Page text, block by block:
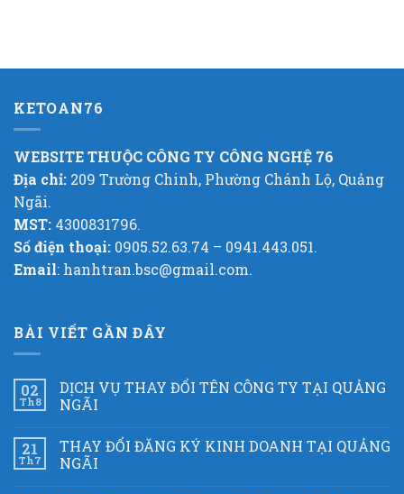
KETOAN76
WEBSITE THUỘC CÔNG TY CÔNG NGHỆ 76
Địa chỉ: 209 Trường Chinh, Phường Chánh Lộ, Quảng
Ngãi.
MST: 4300831796.
Số điện thoại: 0905.52.63.74 – 0941.443.051.
Email: hanhtran.bsc@gmail.com.
BÀI VIẾT GẦN ĐÂY
02
Th8
DỊCH VỤ THAY ĐỔI TÊN CÔNG TY TẠI QUẢNG
NGÃI
21
Th7
THAY ĐỔI ĐĂNG KÝ KINH DOANH TẠI QUẢNG
NGÃI